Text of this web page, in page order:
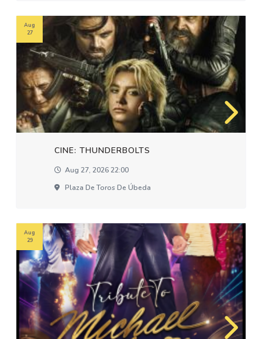
CINE: THUNDERBOLTS
Aug 27, 2026 22:00
Plaza De Toros De Úbeda
Aug
27
Aug
29